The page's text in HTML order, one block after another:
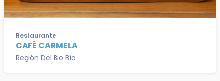
Restaurante
CAFÉ CARMELA
Región Del Bio Bío